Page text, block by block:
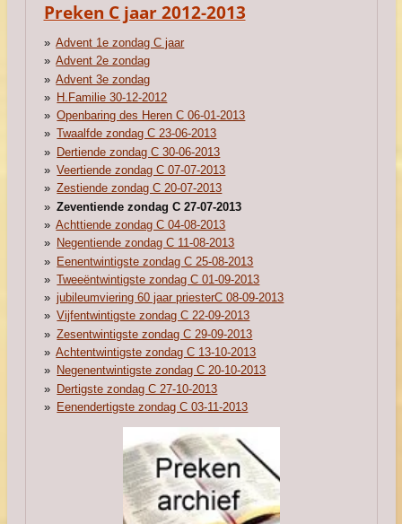
Preken C jaar 2012-2013
Advent 1e zondag C jaar
Advent 2e zondag
Advent 3e zondag
H.Familie 30-12-2012
Openbaring des Heren C 06-01-2013
Twaalfde zondag C 23-06-2013
Dertiende zondag C 30-06-2013
Veertiende zondag C 07-07-2013
Zestiende zondag C 20-07-2013
Zeventiende zondag C 27-07-2013
Achttiende zondag C 04-08-2013
Negentiende zondag C 11-08-2013
Eenentwintigste zondag C 25-08-2013
Tweeëntwintigste zondag C 01-09-2013
jubileumviering 60 jaar priesterC 08-09-2013
Vijfentwintigste zondag C 22-09-2013
Zesentwintigste zondag C 29-09-2013
Achtentwintigste zondag C 13-10-2013
Negenentwintigste zondag C 20-10-2013
Dertigste zondag C 27-10-2013
Eenendertigste zondag C 03-11-2013